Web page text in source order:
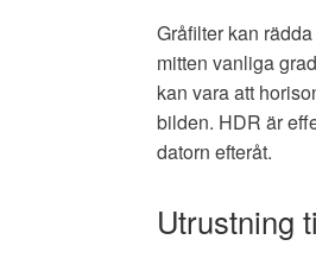
Gråfilter kan
mitten vanliga
kan vara att
bilden. HDR är
datorn efteråt.
Utrustning